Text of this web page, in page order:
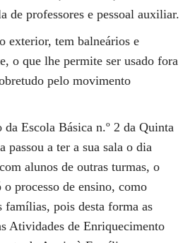
de professores e pessoal auxiliar.
exterior, tem balneários e
o que lhe permite ser usado fora
pelo movimento
da Escola Básica n.º 2 da Quinta
passou a ter a sua sala o dia
alunos de outras turmas, o
processo de ensino, como
famílias, pois desta forma as
Atividades de Enriquecimento